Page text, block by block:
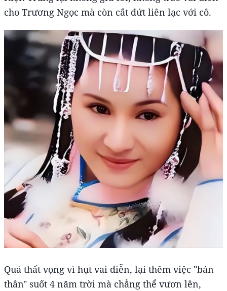
cho Trương Ngọc mà còn cắt đứt liên lạc với cô.
Quá thất vọng vì hụt vai diễn, lại thêm việc "bán
thân" suốt 4 năm trời mà chẳng thể vươn lên,